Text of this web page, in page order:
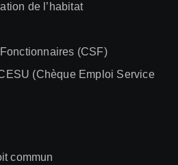
de l’habitat
(CSF)
(Chèque Emploi Service
commun